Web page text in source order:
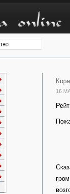
16